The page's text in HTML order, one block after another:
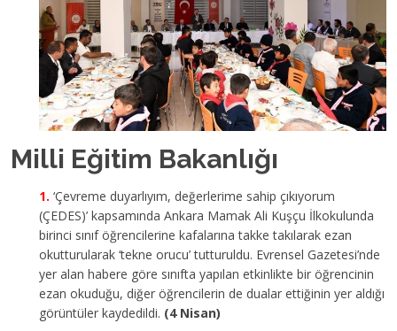
Milli Eğitim Bakanlığı
‘Çevreme duyarlıyım, değerlerime sahip çıkıyorum
(ÇEDES)’ kapsamında Ankara Mamak Ali Kuşçu İlkokulunda
birinci sınıf öğrencilerine kafalarına takke takılarak ezan
okutturularak ‘tekne orucu’ tutturuldu. Evrensel Gazetesi’nde
yer alan habere göre sınıfta yapılan etkinlikte bir öğrencinin
ezan okuduğu, diğer öğrencilerin de dualar ettiğinin yer aldığı
görüntüler kaydedildi. (4 Nisan)